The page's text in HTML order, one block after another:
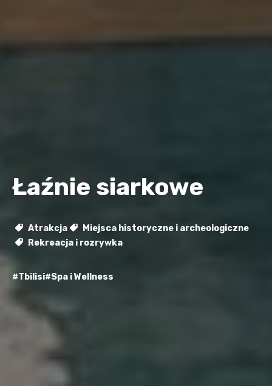
Łaźnie siarkowe
Atrakcja
Miejsca historyczne i archeologiczne
Rekreacja i rozrywka
#Tbilisi#Spa i Wellness